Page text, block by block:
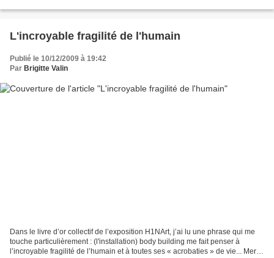
L'incroyable fragilité de l'humain
Publié le 10/12/2009 à 19:42
Par Brigitte Valin
Dans le livre d’or collectif de l’exposition H1NArt, j’ai lu une phrase qui me
touche particulièrement : (l'installation) body building me fait penser à
l’incroyable fragilité de l’humain et à toutes ses « acrobaties » de vie... Merci